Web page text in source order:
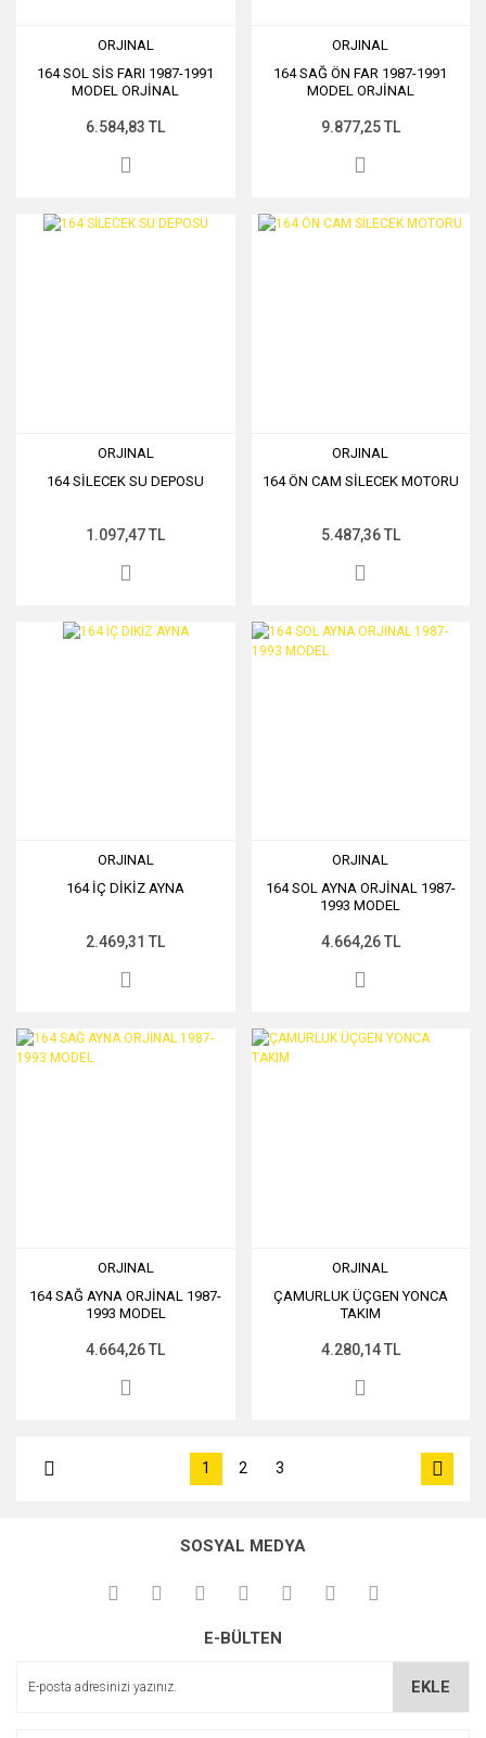
ORJINAL
164 SOL SİS FARI 1987-1991
MODEL ORJİNAL
6.584,83 TL
ORJINAL
164 SAĞ ÖN FAR 1987-1991
MODEL ORJİNAL
9.877,25 TL
ORJINAL
164 SİLECEK SU DEPOSU
1.097,47 TL
ORJINAL
164 ÖN CAM SİLECEK MOTORU
5.487,36 TL
ORJINAL
164 İÇ DİKİZ AYNA
2.469,31 TL
ORJINAL
164 SOL AYNA ORJİNAL 1987-
1993 MODEL
4.664,26 TL
ORJINAL
164 SAĞ AYNA ORJİNAL 1987-
1993 MODEL
4.664,26 TL
ORJINAL
ÇAMURLUK ÜÇGEN YONCA
TAKIM
4.280,14 TL
1 2 3
SOSYAL MEDYA
E-BÜLTEN
EKLE